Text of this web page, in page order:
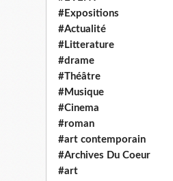
#Expositions
#Actualité
#Litterature
#drame
#Théâtre
#Musique
#Cinema
#roman
#art contemporain
#Archives Du Coeur
#art